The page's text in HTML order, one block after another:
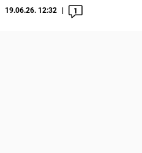
19.06.26. 12:32 1